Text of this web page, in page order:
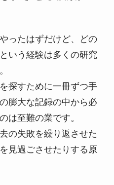
ったはずだけど、どの
いう経験は多くの研究
探すために一冊ずつ手
膨大な記録の中から必
は至難の業です。
の失敗を繰り返させた
見過ごさせたりする原